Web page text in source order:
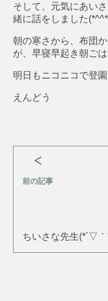
そして、元気にあい
緒に話をしました
朝の寒さから、布団
が、早寝早起き朝ご
明日もニコニコで登
えんどう
前の記事
ちいさな先生(*´▽